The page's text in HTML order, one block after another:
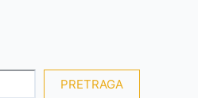
PRETRAGA